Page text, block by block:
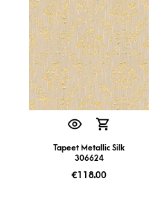
Tapeet Metallic Silk
306624
€118.00